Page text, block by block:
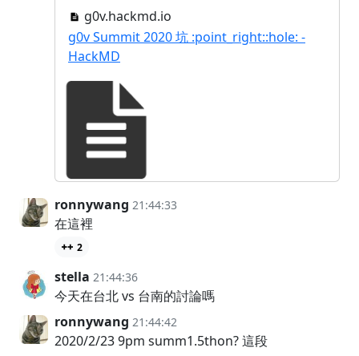
g0v.hackmd.io
g0v Summit 2020 坑 :point_right::hole: -
HackMD
ronnywang 21:44:33
在這裡
2
stella 21:44:36
今天在台北 vs 台南的討論嗎
ronnywang 21:44:42
2020/2/23 9pm summ1.5thon? 這段